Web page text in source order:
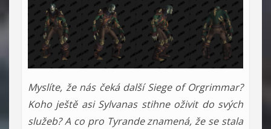
Myslíte, že nás čeká další Siege of Orgrimmar?
Koho ještě asi Sylvanas stihne oživit do svých
služeb? A co pro Tyrande znamená, že se stala